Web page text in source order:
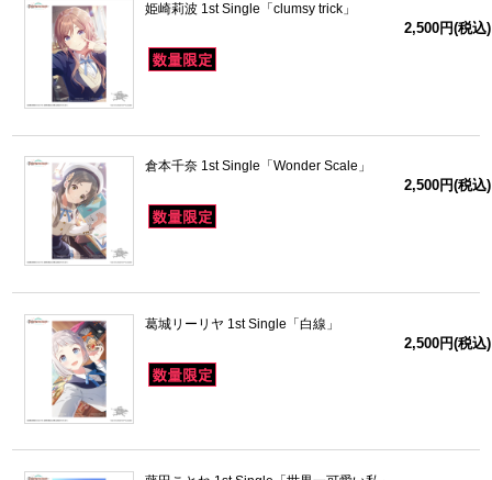
姫崎莉波 1st Single「clumsy trick」
2,500円(税込)
倉本千奈 1st Single「Wonder Scale」
2,500円(税込)
葛城リーリヤ 1st Single「白線」
2,500円(税込)